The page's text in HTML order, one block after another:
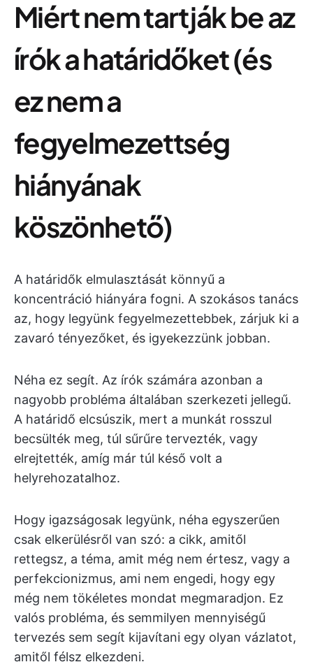
Miért nem tartják be az
írók a határidőket (és
ez nem a
fegyelmezettség
hiányának
köszönhető)
A határidők elmulasztását könnyű a
koncentráció hiányára fogni. A szokásos tanács
az, hogy legyünk fegyelmezettebbek, zárjuk ki a
zavaró tényezőket, és igyekezzünk jobban.
Néha ez segít. Az írók számára azonban a
nagyobb probléma általában szerkezeti jellegű.
A határidő elcsúszik, mert a munkát rosszul
becsülték meg, túl sűrűre tervezték, vagy
elrejtették, amíg már túl késő volt a
helyrehozatalhoz.
Hogy igazságosak legyünk, néha egyszerűen
csak elkerülésről van szó: a cikk, amitől
rettegsz, a téma, amit még nem értesz, vagy a
perfekcionizmus, ami nem engedi, hogy egy
még nem tökéletes mondat megmaradjon. Ez
valós probléma, és semmilyen mennyiségű
tervezés sem segít kijavítani egy olyan vázlatot,
amitől félsz elkezdeni.